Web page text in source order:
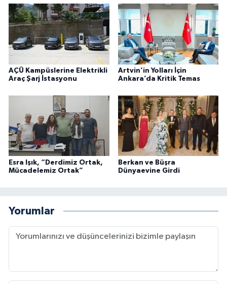
AÇÜ Kampüslerine Elektrikli
Araç Şarj İstasyonu
Artvin’in Yolları İçin
Ankara’da Kritik Temas
Esra Işık, “Derdimiz Ortak,
Mücadelemiz Ortak”
Berkan ve Büşra
Dünyaevine Girdi
Yorumlar